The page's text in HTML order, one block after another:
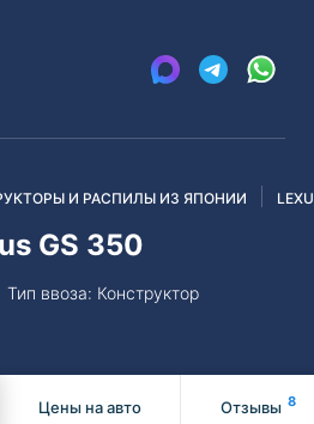
И РАСПИЛЫ ИЗ ЯПОНИИ
GS 350
Тип ввоза: Конструктор
Цены на авто Отзывы 8